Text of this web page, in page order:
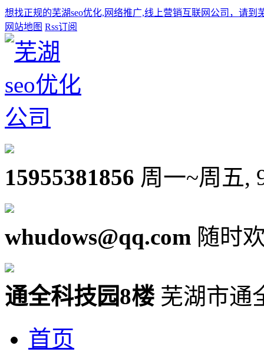
想找正规的芜湖seo优化,网络推广,线上营销互联网公司，请到
网站地图 Rss订阅
15955381856 周一~周五,
whudows@qq.com 随时
通全科技园8楼 芜湖市通
首页